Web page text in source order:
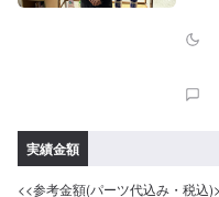
実績金額
<<参考金額(パーツ代込み・税込